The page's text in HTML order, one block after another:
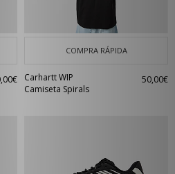
COMPRA RÁPIDA
Carhartt WIP
Camiseta Spirals
50,00€